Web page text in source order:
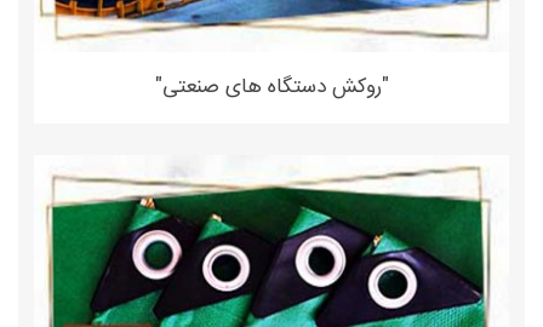
"روکش دستگاه های صنعتی"